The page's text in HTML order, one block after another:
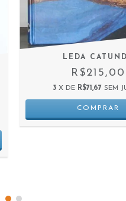
LEDA
R$215,00
3 X DE R$71,67 SEM